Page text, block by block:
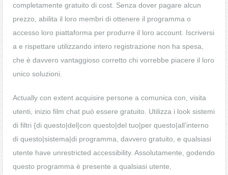
completamente gratuito di cost. Senza dover pagare alcun
prezzo, abilita il loro membri di ottenere il programma o
accesso loro piattaforma per produrre il loro account. Iscriversi
a e rispettare utilizzando intero registrazione non ha spesa,
che è davvero vantaggioso corretto chi vorrebbe piacere il loro
unico soluzioni.
Actually con extent acquisire persone a comunica con, visita
utenti, inizio film chat può essere gratuito. Utilizza i look sistemi
di filtri {di questo|del|con questo|del tuo|per questo|all’interno
di questo|sistema|di programma, davvero gratuito, e qualsiasi
utente have unrestricted accessibility. Assolutamente, godendo
questo programma è presente a qualsiasi utente,